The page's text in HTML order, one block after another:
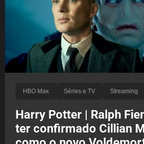
HBO Max Séries e TV Streaming
Harry Potter | Ralph
ter confirmado Cillian